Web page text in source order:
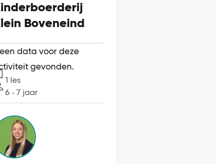
Boveneind
data voor deze
gevonden.
1 les
6 ‐ 7 jaar